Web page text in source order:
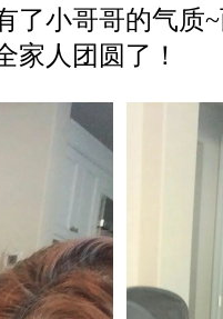
了小哥哥的气质
家人团圆了！